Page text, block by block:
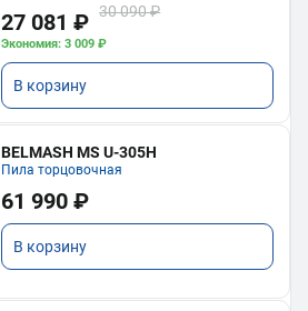
27 081 ₽ 30 090 ₽
Экономия: 3 009 ₽
В корзину
BELMASH MS U-305H
Пила торцовочная
61 990 ₽
В корзину